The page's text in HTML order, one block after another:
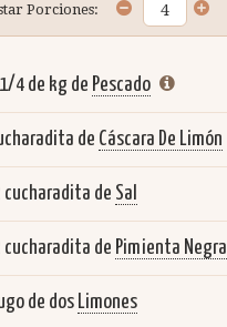
Porciones:
4 de kg de Pescado
de Cáscara De Limón
cucharadita de Sal
cucharadita de Pimienta Negra
de dos Limones